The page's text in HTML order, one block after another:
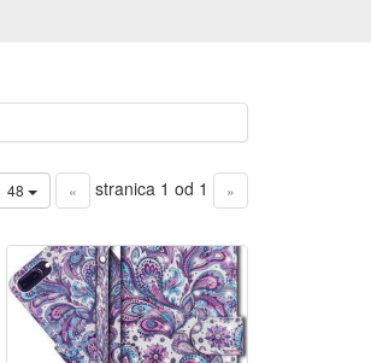
48 « stranica 1 od 1 »